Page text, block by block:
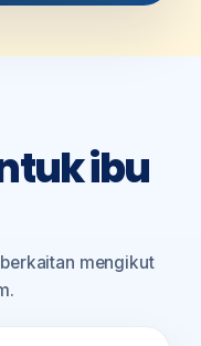
ibu
mengikut